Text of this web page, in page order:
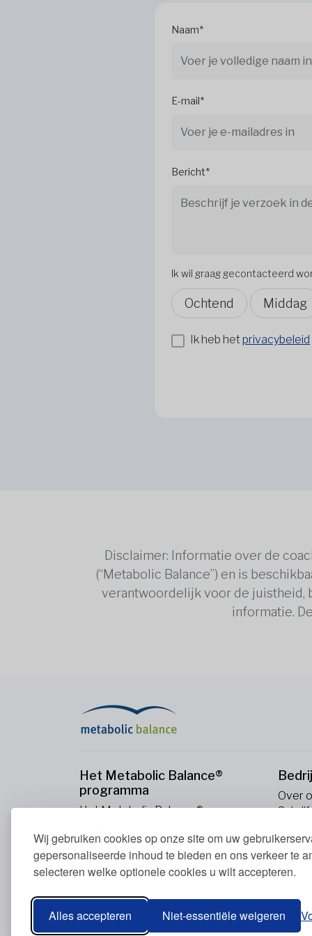
Wij gebruiken cookies op onze site om uw
gepersonaliseerde inhoud te bieden en ons verkeer te
selecteren welke optionele cookies u wilt accepteren.
Alles accepteren Niet-essentiële weigeren
Naam*
E-mail*
Bericht*
Ik wil graag gecontacteerd
Ochtend Middag
Ik heb hetprivacybeleid
Disclaimer: Informatie over de
(“Metabolic Balance”) en is
verantwoordelijk voor de juistheid,
informatie.
Het Metabolic Balance®
programma
Het Metabolic Balance®
Uw stofwisseling (En)
Onze voedingsprincipes (En)
Bloedwaarden (En)
Over
Schrijf
Metabolic Balance Global AG © 2026. Alle